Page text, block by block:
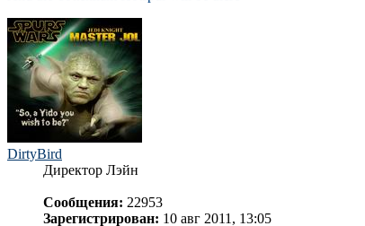
DirtyBird
Директор Лэйн
Сообщения: 22953
Зарегистрирован: 10 авг 2011, 13:05